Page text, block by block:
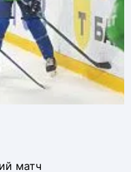
матч